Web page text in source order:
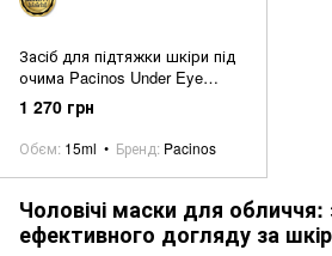
Засіб для підтяжки шкіри під
очима Pacinos Under Eye
Tightner cream 15ml
1 270 грн
Обєм 15ml Бренд Pacinos
Чоловічі маски для
ефективного догляду за